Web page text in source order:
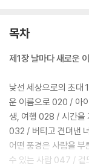
목차
제1장 날마다 새로운
낯선 세상으로의 초대
운 이름으로 020 / 아
생, 여행 028 / 시간을
032 / 버티고 견뎌낸
어떤 풍경은 사람을
수 있는 사람 047 / 겉